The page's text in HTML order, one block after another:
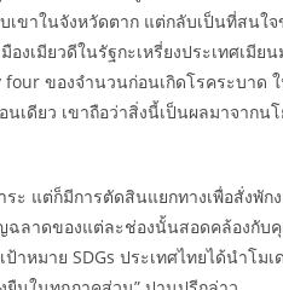
เขาในจังหวัดตาก แต่กลับเป็นที่สนใ
งเมียวดีในรัฐกะเหรี่ยงประเทศเมี
ของจำนวนก่อนเกิดโรคระบาด
เดียว เขาถือว่าสิ่งนี้เป็นผลมาจาก
ะ แต่ก็มีการตัดสินแยกทางเพื่อสั่งพั
ลาดของแต่ละช่องนั้นสอดคล้องกับ
หมาย SDGs ประเทศไทยได้นำโมเ